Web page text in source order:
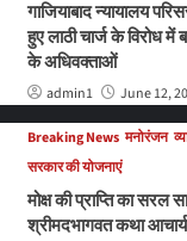
गाजियाबाद न्यायालय
हुए लाठी चार्ज के विरोध में
के अधिवक्ताओं
admin1 June 12,
Breaking News मनोरंजन
सरकार की योजनाएं
मोक्ष की प्राप्ति का सरल
श्रीमदभागवत कथा